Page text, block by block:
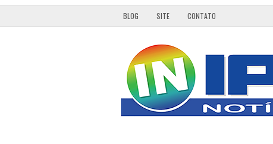
BLOG SITE CONTATO